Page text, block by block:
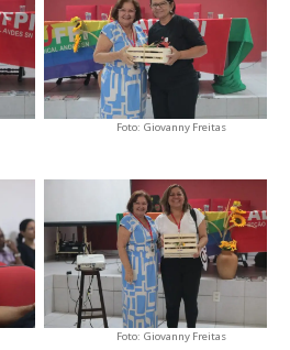
Foto: Giovanny Freitas
Foto: Giovanny Freitas